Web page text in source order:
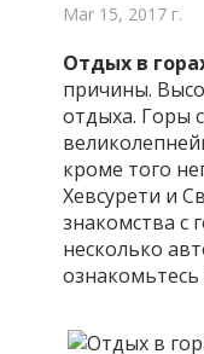
Mar 15, 2017 г.
Отдых в
причины.
отдыха. Горы
кроме того
Хевсурети и
знакомства с
несколько